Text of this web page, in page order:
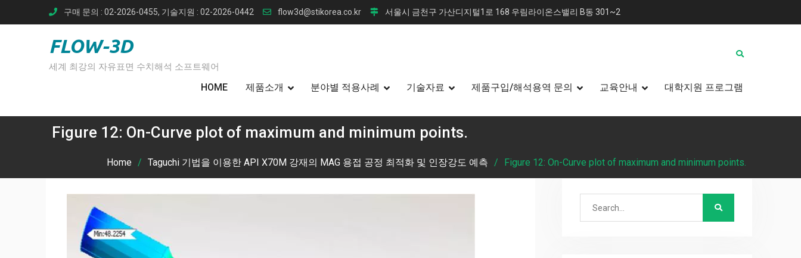
to
구매 문의 : 02-2026-0455, 기술지원 : 02-2026-0442 flow3d@stikorea.co.kr 서울시 금천구 가산디지털1로 168 우림라이온스밸리 B동 301~2
FLOW-3D
세계 최강의 자유표면 수치해석 소프트웨어
HOME 제품소개 분야별 적용사례 기술자료 제품구입/해석용역 문의 교육안내 대학지원 프로그램
Figure 12: On-Curve plot of maximum and minimum points.
Home Taguchi 기법을 이용한 API X70M 강재의 MAG 용접 공정 최적화 및 인장강도 예측 Figure 12: On-Curve plot of maximum and minimum points.